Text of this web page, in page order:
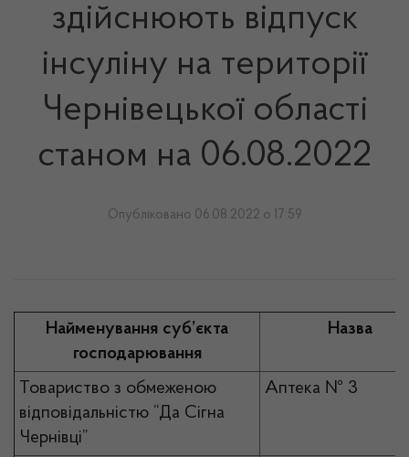
здійснюють відпуск
інсуліну на території
Чернівецької області
станом на 06.08.2022
Опубліковано 06.08.2022 о 17:59
Найменування суб’єкта
господарювання
Назва
Товариство з обмеженою
відповідальністю “Да Сігна
Чернівці”
Аптека № 3